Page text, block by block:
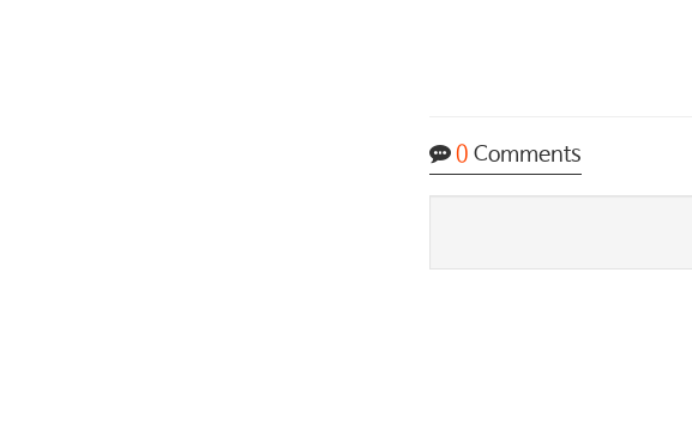
0 Comments